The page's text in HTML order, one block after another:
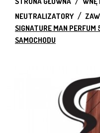
NEUTRALIZATORY
SIGNATURE MAN
SAMOCHODU